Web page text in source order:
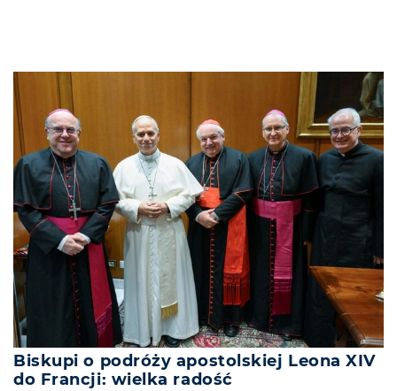
Biskupi o podróży apostolskiej Leona XIV
do Francji: wielka radość